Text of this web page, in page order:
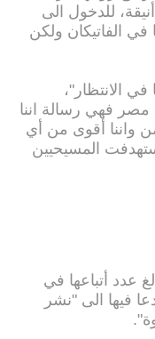
للدخول الى
في الفاتيكان ولكن
الانتظار"،
مصر فهي رسالة اننا
واننا أقوى من أي
المسيحيين
عدد أتباعها في
دعا فيها الى "نشر